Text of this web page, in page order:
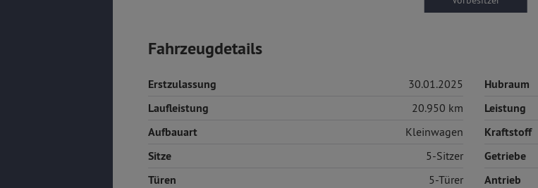
Fahrzeugdetails
Erstzulassung 30.01.2025
Laufleistung 20.950 km
Aufbauart Kleinwagen
Sitze 5-Sitzer
Türen 5-Türer
Hubraum
Leistung
Kraftstoff
Getriebe
Antrieb